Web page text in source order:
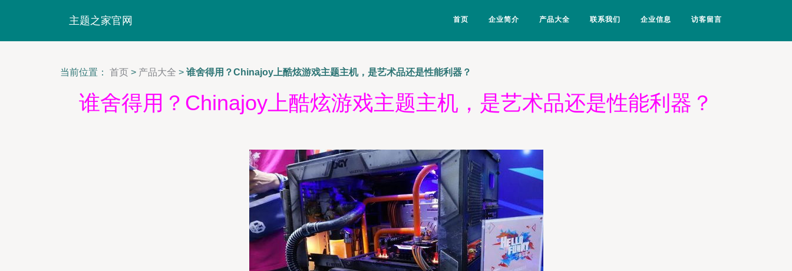
主题之家官网 首页 企业简介 产品大全 联系我们 企业信息 访客留言
当前位置： 首页 > 产品大全 > 谁舍得用？Chinajoy上酷炫游戏主题主机，是艺术品还是性能利器？
谁舍得用？Chinajoy上酷炫游戏主题主机，是艺术品还是性能利器？